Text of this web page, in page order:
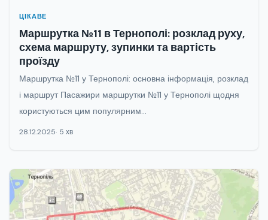
ЦІКАВЕ
Маршрутка №11 в Тернополі: розклад руху,
схема маршруту, зупинки та вартість
проїзду
Маршрутка №11 у Тернополі: основна інформація, розклад
і маршрут Пасажири маршрутки №11 у Тернополі щодня
користуються цим популярним...
28.12.2025 5 хв